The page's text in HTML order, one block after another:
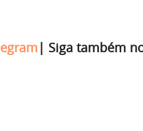
| Siga também